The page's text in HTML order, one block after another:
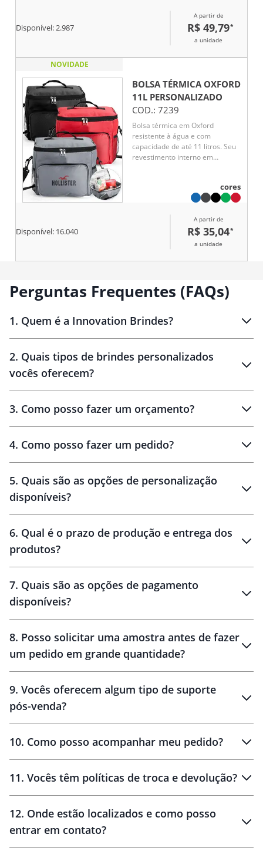
compartimento interno. Possui
alça de ombro ajustável e
removível, além de outra alça
Disponível:2.987
A partir de
R$ 49,79*
a unidade
NOVIDADE
BOLSA TÉRMICA OXFORD
11L PERSONALIZADO
COD.: 7239
Bolsa térmica em Oxford
resistente à água e com
capacidade de até 11 litros. Seu
revestimento interno em
bebidas por mais tempo. Possui
também um bolso frontal e mais
tela de nylon, além de uma alça
fixa na tampa e outra
cores
Disponível: 16.040
A partir de
R$ 35,04*
a unidade
Perguntas Frequentes (FAQs)
1. Quem é a Innovation Brindes?
Brindes personalizados
2. Quais tipos de brindes personalizados
vocês oferecem?
personalizados
3. Como posso fazer um orçamento?
brinde
personalização
4. Como posso fazer um pedido?
amostra virtual
5. Quais são as opções de personalização
disponíveis?
6. Qual é o prazo de produção e entrega dos
produtos?
10 dias
brinde
48 horas
7. Quais são as opções de pagamento
disponíveis?
8. Posso solicitar uma amostra antes de fazer
um pedido em grande quantidade?
amostras
9. Vocês oferecem algum tipo de suporte
pós-venda?
10. Como posso acompanhar meu pedido?
11. Vocês têm políticas de troca e devolução?
30 dias
12. Onde estão localizados e como posso
entrar em contato?